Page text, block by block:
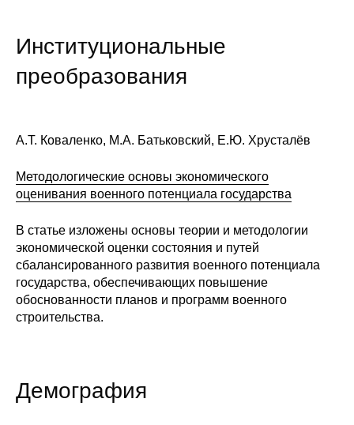
Институциональные
преобразования
А.Т. Коваленко, М.А. Батьковский, Е.Ю. Хрусталёв
Методологические основы экономического
оценивания военного потенциала государства
В статье изложены основы теории и методологии
экономической оценки состояния и путей
сбалансированного развития военного потенциала
государства, обеспечивающих повышение
обоснованности планов и программ военного
строительства.
Демография